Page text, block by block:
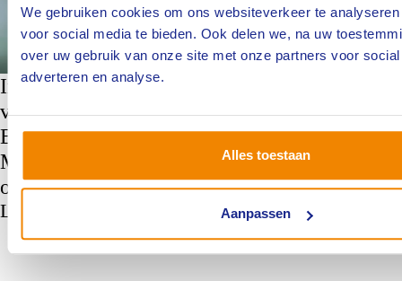
We gebruiken cookies om ons websiteverkeer te
voor social media te bieden. Ook delen we, na uw
over uw gebruik van onze site met onze partners voor
adverteren en analyse.
Alles toestaan
Aanpassen
Inschrijving open
voor het
Expertisecafé
Motorvoertuigen | 10
oktober 2024
Lees meer
af bij branchebestuur
Motorvoertuigen
Lees meer
1 2 3 4 5